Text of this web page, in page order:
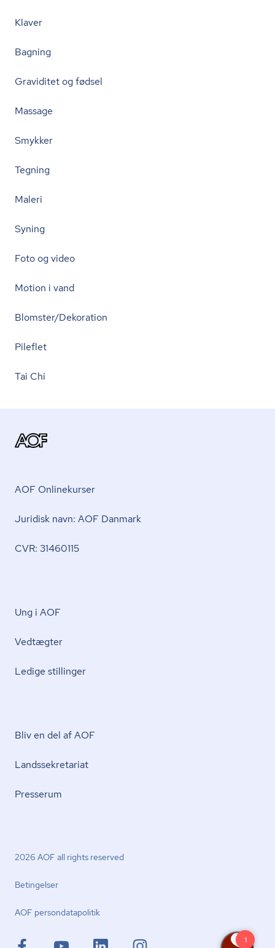
Klaver
Bagning
Graviditet og fødsel
Massage
Smykker
Tegning
Maleri
Syning
Foto og video
Motion i vand
Blomster/Dekoration
Pileflet
Tai Chi
AOF Onlinekurser
Juridisk navn: AOF Danmark
CVR: 31460115
Ung i AOF
Vedtægter
Ledige stillinger
Bliv en del af AOF
Lands­se­kre­ta­ri­at
Presserum
2026 AOF all rights reserved
Betingelser
AOF per­son­da­ta­po­li­tik